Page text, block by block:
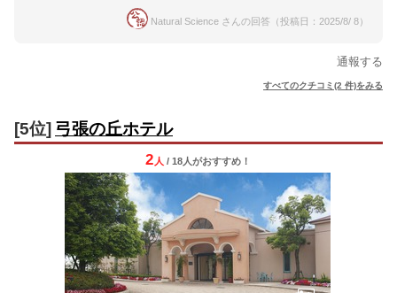
Natural Science さんの回答（投稿日：2025/8/ 8）
通報する
すべてのクチコミ(2 件)をみる
[5位] 弓張の丘ホテル
2 人 / 18人がおすすめ！